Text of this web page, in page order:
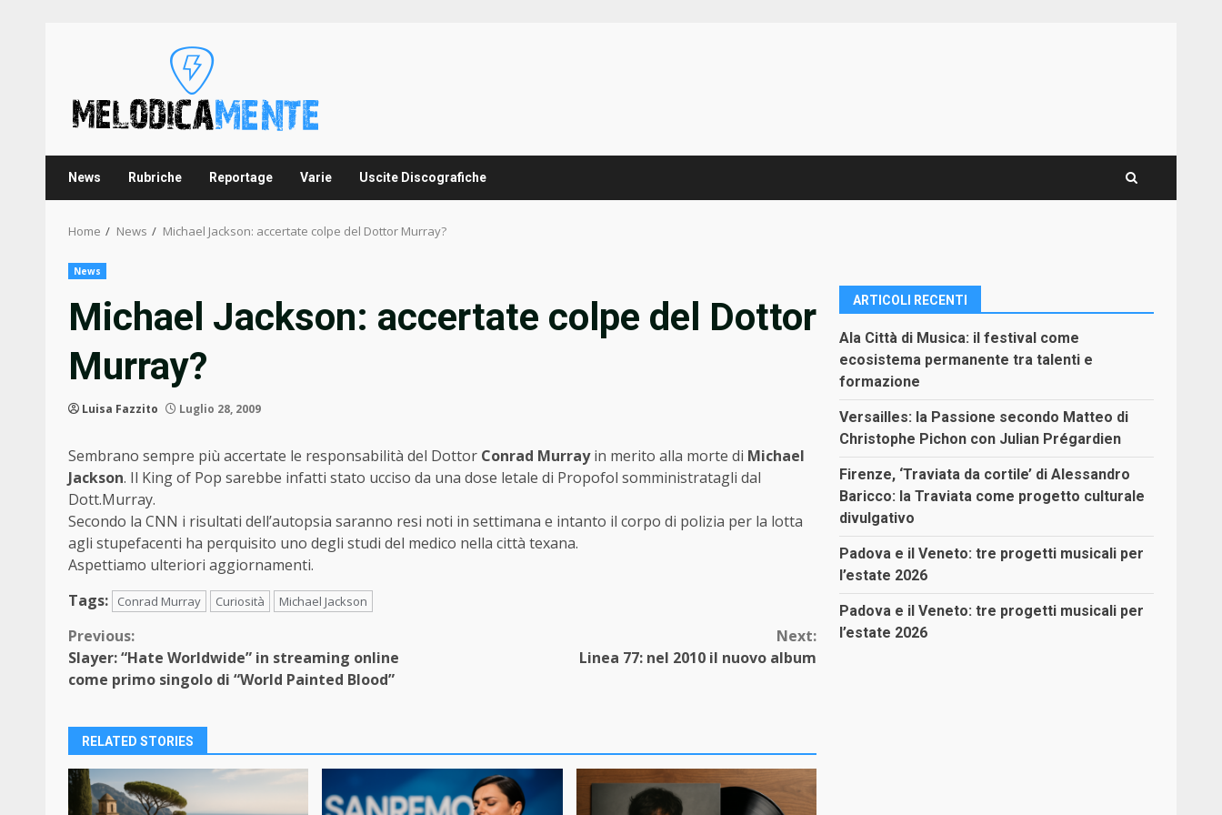
News Rubriche Reportage Varie Uscite Discografiche
Home News Michael Jackson: accertate colpe del Dottor Murray?
News
Michael Jackson: accertate colpe del Dottor
Murray?
Luisa Fazzito Luglio 28, 2009
Sembrano sempre più accertate le responsabilità del Dottor Conrad Murrayin merito alla morte di Michael
Jackson. Il King of Pop sarebbe infatti stato ucciso da una dose letale di Propofol somministratagli dal
Dott.Murray.
Secondo la CNN i risultati dell’autopsia saranno resi noti in settimana e intanto il corpo di polizia per la lotta
agli stupefacenti ha perquisito uno degli studi del medico nella città texana.
Aspettiamo ulteriori aggiornamenti.
Tags:
Conrad Murray Curiosità Michael Jackson
Continue
Reading
Previous:
Slayer: “Hate Worldwide” in streaming online
come primo singolo di “World Painted Blood”
Next:
Linea 77: nel 2010 il nuovo album
RELATED STORIES
ARTICOLI RECENTI
Ala Città di Musica: il festival come
ecosistema permanente tra talenti e
formazione
Versailles: la Passione secondo Matteo di
Christophe Pichon con Julian Prégardien
Firenze, ‘Traviata da cortile’ di Alessandro
Baricco: la Traviata come progetto culturale
divulgativo
Padova e il Veneto: tre progetti musicali per
l’estate 2026
Padova e il Veneto: tre progetti musicali per
l’estate 2026